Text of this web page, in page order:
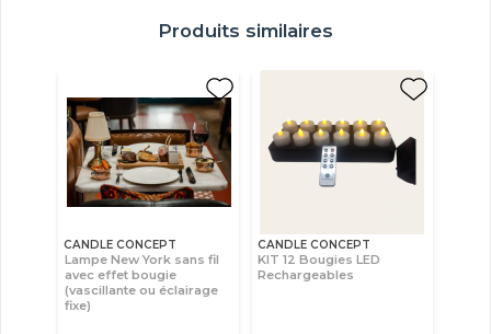
Produits similaires
CANDLE CONCEPT
Lampe New York sans fil
avec effet bougie
(vascillante ou éclairage
fixe)
CANDLE CONCEPT
KIT 12 Bougies LED
Rechargeables